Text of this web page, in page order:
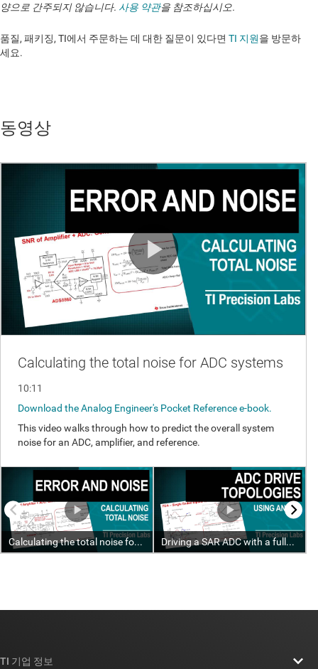
양으로 간주되지 않습니다. 사용 약관을 참조하십시오.
품질, 패키징, TI에서 주문하는 데 대한 질문이 있다면 TI 지원을 방문하
세요. ​​​​​​​​​​​​​​
동영상
TI 기업 정보